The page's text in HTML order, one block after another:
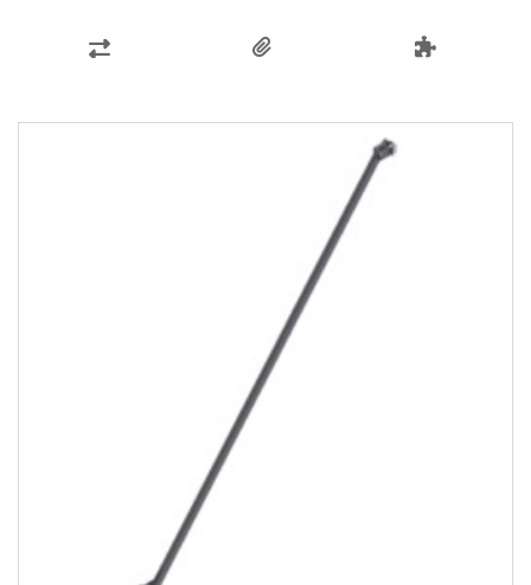
PŘIDAT
POROVNÁNÍ